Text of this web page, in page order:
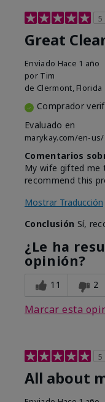
5
Great
Enviado Hace 1 año
por Tim
de Clermont, Florida
Comprador
Evaluado en
marykay.com/en-us/
Comentarios
My wife gifted me
recommend this
Mostrar Traducción
Conclusión Sí,
¿Le ha
opinión?
11 2
Marcar esta
5
All about